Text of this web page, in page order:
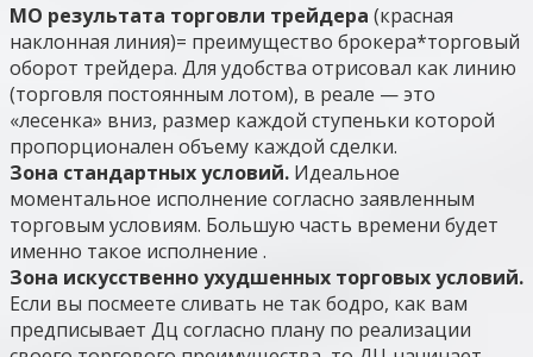
МО результата торговли трейдера (красная
наклонная линия)= преимущество брокера*торговый
оборот трейдера. Для удобства отрисовал как линию
(торговля постоянным лотом), в реале — это
«лесенка» вниз, размер каждой ступеньки которой
пропорционален объему каждой сделки.
Зона стандартных условий. Идеальное
моментальное исполнение согласно заявленным
торговым условиям. Большую часть времени будет
именно такое исполнение .
Зона искусственно ухудшенных торговых условий.
Если вы посмеете сливать не так бодро, как вам
предписывает Дц согласно плану по реализации